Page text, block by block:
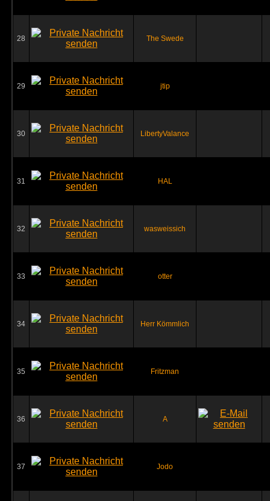
28 The Swede
29 jtip
30 LibertyValance
31 HAL
32 wasweissich
33 otter
34 Herr Kömmlich
35 Fritzman
36 A
37 Jodo